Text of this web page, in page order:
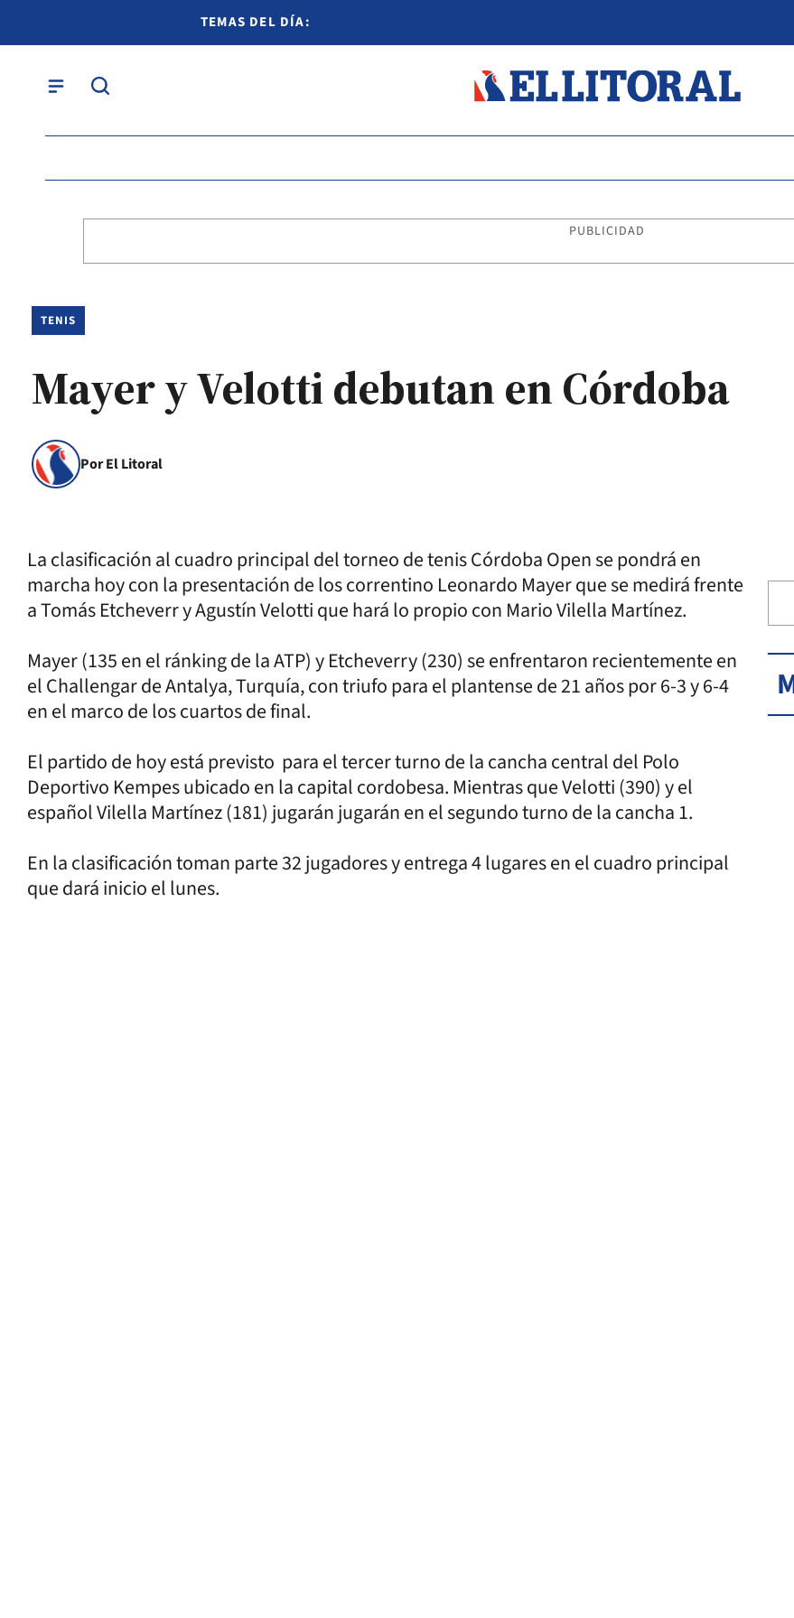
TEMAS DEL DÍA:
PUBLICIDAD
TENIS
Mayer y Velotti debutan en Córdoba
Por El Litoral
La clasificación al cuadro principal del torneo de tenis Córdoba Open se pondrá en
marcha hoy con la presentación de los correntino Leonardo Mayer que se medirá frente
a Tomás Etcheverr y Agustín Velotti que hará lo propio con Mario Vilella Martínez.
Mayer (135 en el ránking de la ATP) y Etcheverry (230) se enfrentaron recientemente en
el Challengar de Antalya, Turquía, con triufo para el plantense de 21 años por 6-3 y 6-4
en el marco de los cuartos de final.
El partido de hoy está previsto para el tercer turno de la cancha central del Polo
Deportivo Kempes ubicado en la capital cordobesa. Mientras que Velotti (390) y el
español Vilella Martínez (181) jugarán jugarán en el segundo turno de la cancha 1.
En la clasificación toman parte 32 jugadores y entrega 4 lugares en el cuadro principal
que dará inicio el lunes.